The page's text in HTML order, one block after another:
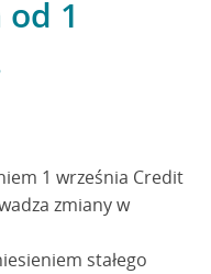
1
1 września Credit
zmiany w
stałego